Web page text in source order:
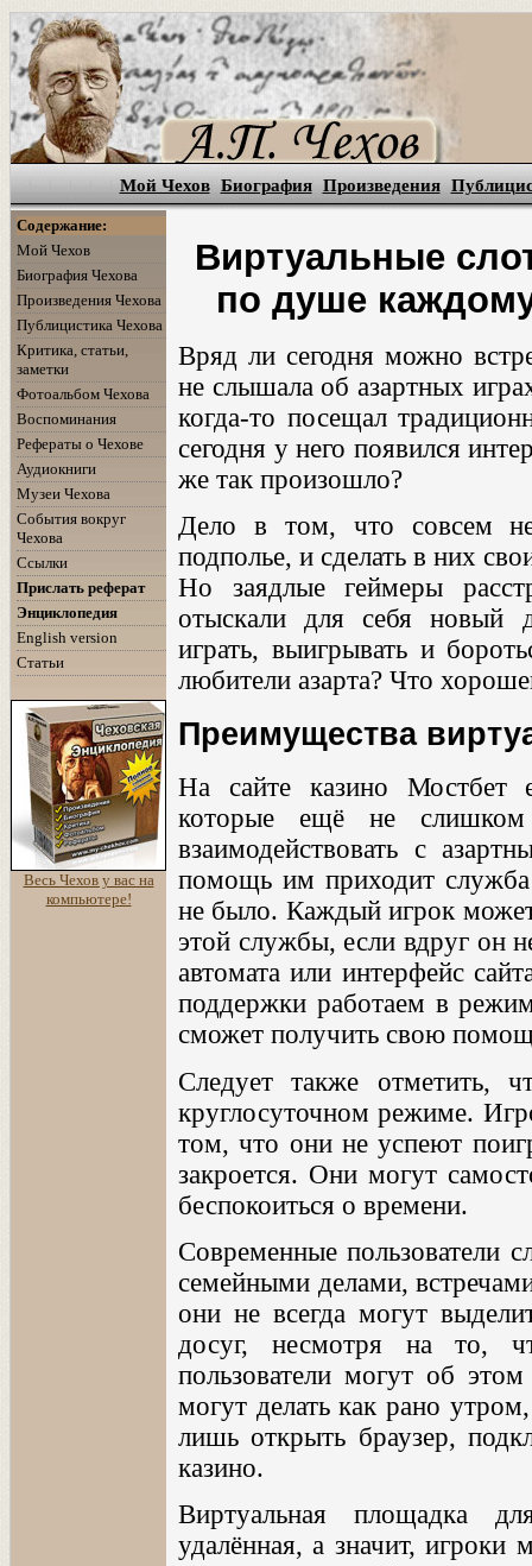
Мой Чехов Биография Произведения
Содержание:
Мой Чехов
Биография Чехова
Произведения Чехова
Публицистика Чехова
Критика, статьи,
заметки
Фотоальбом Чехова
Воспоминания
Рефераты о Чехове
Аудиокниги
Музеи Чехова
События вокруг
Чехова
Ссылки
Прислать реферат
Энциклопедия
English version
Статьи
Весь Чехов у вас на
компьютере!
Виртуальные
по душе
Вряд ли сегодня можно
не слышала об азартных
когда-то посещал
сегодня у него появился
же так произошло?
Дело в том, что совсем
подполье, и сделать в них
Но заядлые геймеры
отыскали для себя новый
играть, выигрывать и
любители азарта? Что
Преимущества
На сайте казино Мостбет
которые ещё не
взаимодействовать с
помощь им приходит
не было. Каждый игрок
этой службы, если вдруг он
автомата или интерфейс
поддержки работаем в
сможет получить свою
Следует также отметить,
круглосуточном режиме.
том, что они не успеют
закроется. Они могут
беспокоиться о времени.
Современные пользователи
семейными делами,
они не всегда могут
досуг, несмотря на то,
пользователи могут об
могут делать как рано
лишь открыть браузер,
казино.
Виртуальная площадка
удалённая, а значит, игроки